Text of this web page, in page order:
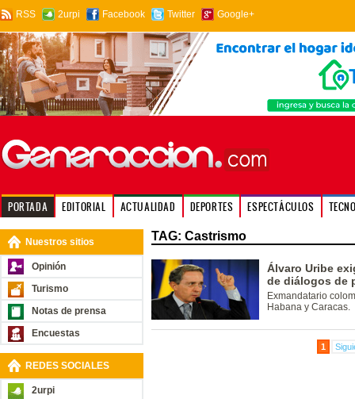
RSS 2urpi Facebook Twitter Google+
PORTADA EDITORIAL ACTUALIDAD DEPORTES ESPECTÁCULOS
Nuestros sitios
Opinión
Turismo
Notas de prensa
Encuestas
REDES SOCIALES
2urpi
TAG: Castrismo
Álvaro Uribe
de diálogos de
Exmandatario
Habana y Caracas.
1